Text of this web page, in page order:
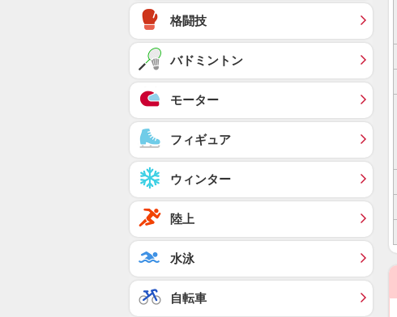
格闘技
バドミントン
モーター
フィギュア
ウィンター
陸上
水泳
自転車